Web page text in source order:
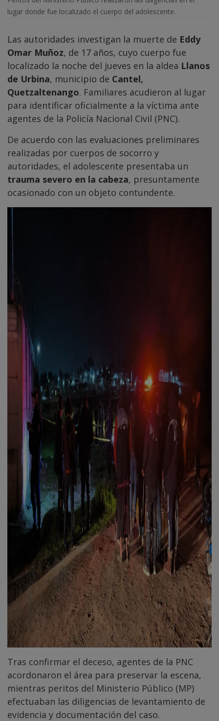
lugar donde fue localizado el cuerpo del adolescente.
Las autoridades investigan la muerte de Eddy
Omar Muñoz, de 17 años, cuyo cuerpo fue
localizado la noche del jueves en la aldea Llanos
de Urbina, municipio de Cantel,
Quetzaltenango. Familiares acudieron al lugar
para identificar oficialmente a la víctima ante
agentes de la Policía Nacional Civil (PNC).
De acuerdo con las evaluaciones preliminares
realizadas por cuerpos de socorro y
autoridades, el adolescente presentaba un
trauma severo en la cabeza, presuntamente
ocasionado con un objeto contundente.
Tras confirmar el deceso, agentes de la PNC
acordonaron el área para preservar la escena,
mientras peritos del Ministerio Público (MP)
efectuaban las diligencias de levantamiento de
evidencia y documentación del caso.